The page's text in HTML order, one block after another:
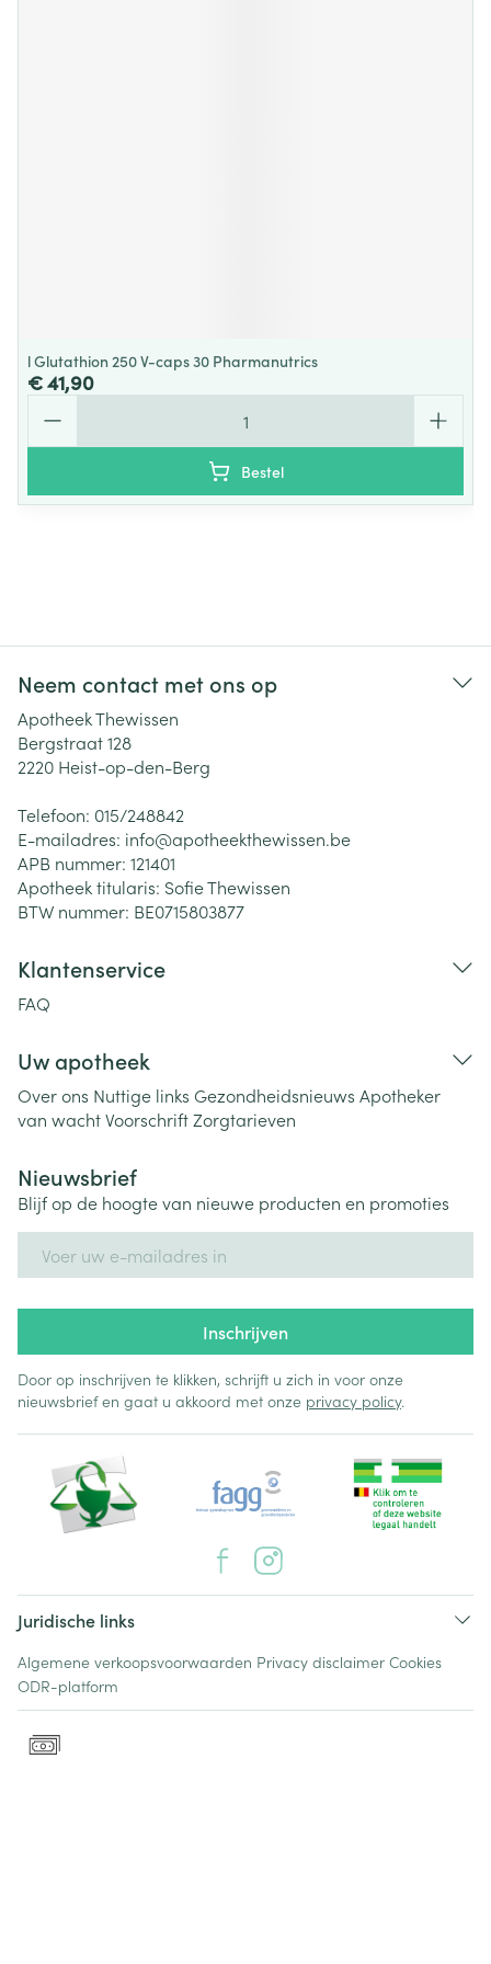
l Glutathion 250 V-caps 30 Pharmanutrics
€ 41,90
Bestel
Neem contact met ons op
Apotheek Thewissen
Bergstraat 128
2220 Heist-op-den-Berg
Telefoon: 015/248842
E-mailadres: info@apotheekthewissen.be
APB nummer: 121401
Apotheek titularis: Sofie Thewissen
BTW nummer: BE0715803877
Klantenservice
FAQ
Uw apotheek
Over ons Nuttige links Gezondheidsnieuws Apotheker
van wachtVoorschriftZorgtarieven
Nieuwsbrief
Blijf op de hoogte van nieuwe producten en promoties
Inschrijven
Door op inschrijven te klikken, schrijft u zich in voor onze
nieuwsbrief en gaat u akkoord met onze privacy policy.
Juridische links
Algemene verkoopsvoorwaarden Privacy disclaimer Cookies
ODR-platform